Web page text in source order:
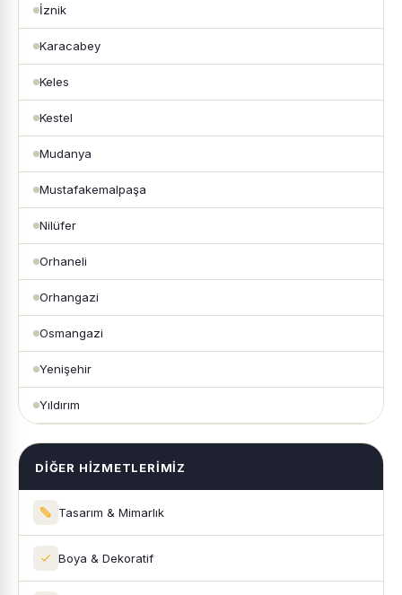
İznik
Karacabey
Keles
Kestel
Mudanya
Mustafakemalpaşa
Nilüfer
Orhaneli
Orhangazi
Osmangazi
Yenişehir
Yıldırım
DIĞER HIZMETLERIMIZ
Tasarım & Mimarlık
Boya & Dekoratif